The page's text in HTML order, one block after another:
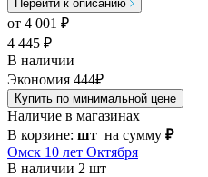
Перейти к описанию
от 4 001 ₽
4 445 ₽
В наличии
Экономия 444₽
Купить по минимальной цене
Наличие в магазинах
В корзине: шт на сумму ₽
Омск 10 лет Октября
В наличии 2 шт